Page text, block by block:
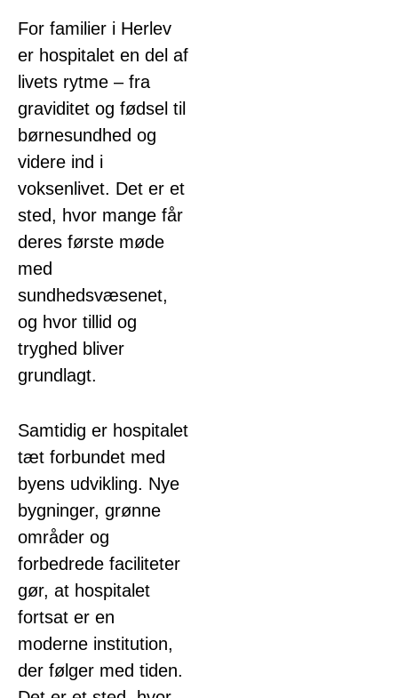
For familier i Herlev
er hospitalet en del af
livets rytme – fra
graviditet og fødsel til
børnesundhed og
videre ind i
voksenlivet. Det er et
sted, hvor mange får
deres første møde
med
sundhedsvæsenet,
og hvor tillid og
tryghed bliver
grundlagt.
Samtidig er hospitalet
tæt forbundet med
byens udvikling. Nye
bygninger, grønne
områder og
forbedrede faciliteter
gør, at hospitalet
fortsat er en
moderne institution,
der følger med tiden.